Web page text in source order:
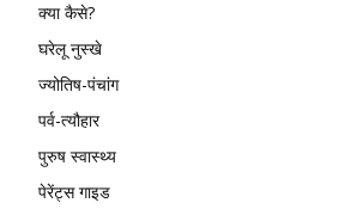
क्या कैसे?
घरेलू नुस्खे
ज्योतिष-पंचांग
पर्व-त्यौहार
पुरुष स्वास्थ्य
पेरेंट्स गाइड